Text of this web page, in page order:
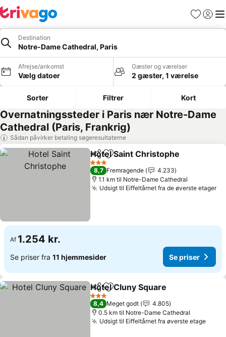
Favoritter
Log ind
Destination
Notre-Dame Cathedral, Paris
Afrejse/ankomst
Vælg datoer
Gæster og værelser
2 gæster, 1 værelse
Sorter Filtrer Kort
Overnatningssteder i Paris nær Notre-Dame
Cathedral (Paris, Frankrig)
Sådan påvirker betaling søgeresultaterne
Del Føj til favoritter
Hotel Saint Christophe
3 Stjerner
8,7 Fremragende
4.233
1.1 km til Notre-Dame Cathedral
Udsigt til Eiffeltårnet fra de øverste etager
Af 1.254 kr.
Se priser fra 11 hjemmesider Se priser
Del Føj til favoritter
Hotel Cluny Square
3 Stjerner
8,4 Meget godt
4.805
0.5 km til Notre-Dame Cathedral
Udsigt til Eiffeltårnet fra øverste etageSe